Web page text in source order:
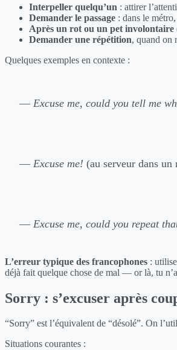
Interpeller quelqu’un : attirer
Demander le passage : dans le
Après un rot ou un pet involontaire
Demander une répétition, quand on
Quelques exemples en contexte :
— Excuse me, could you tell me
— Excuse me! (au serveur dans
— Excuse me, could you repeat
L’erreur typique des francophones :
déjà fait quelque chose de mal — or là, tu
Sorry : s’excuser après
“Sorry” est l’équivalent de “désolé”. On
Situations courantes :